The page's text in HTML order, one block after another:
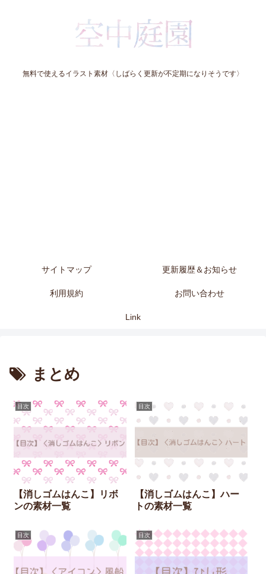
無料で使えるイラスト素材〈しばらく更新が不定期になりそうです〉
サイトマップ 更新履歴＆お知らせ
利用規約 お問い合わせ
Link
まとめ
目次
【消しゴムはんこ】リボ
ンの素材一覧
目次
【消しゴムはんこ】ハー
トの素材一覧
目次 目次